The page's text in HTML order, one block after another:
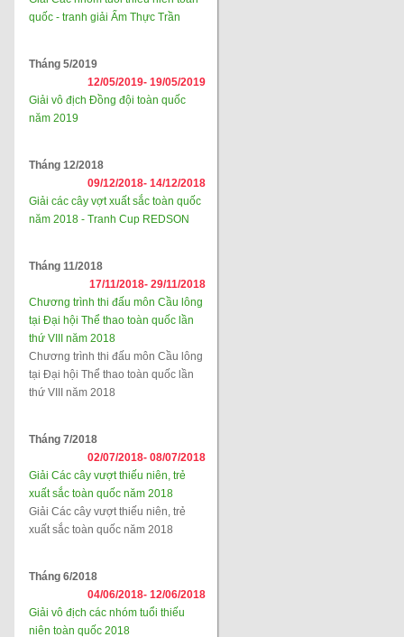
quốc - tranh giải Ẩm Thực Trần
Tháng 5/2019
12/05/2019- 19/05/2019
Giải vô địch Đồng đội toàn quốc
năm 2019
Tháng 12/2018
09/12/2018- 14/12/2018
Giải các cây vợt xuất sắc toàn quốc
năm 2018 - Tranh Cup REDSON
Tháng 11/2018
17/11/2018- 29/11/2018
Chương trình thi đấu môn Cầu lông
tại Đại hội Thể thao toàn quốc lần
thứ VIII năm 2018
Chương trình thi đấu môn Cầu lông
tại Đại hội Thể thao toàn quốc lần
thứ VIII năm 2018
Tháng 7/2018
02/07/2018- 08/07/2018
Giải Các cây vượt thiếu niên, trẻ
xuất sắc toàn quốc năm 2018
Giải Các cây vượt thiếu niên, trẻ
xuất sắc toàn quốc năm 2018
Tháng 6/2018
04/06/2018- 12/06/2018
Giải vô địch các nhóm tuổi thiếu
niên toàn quốc 2018